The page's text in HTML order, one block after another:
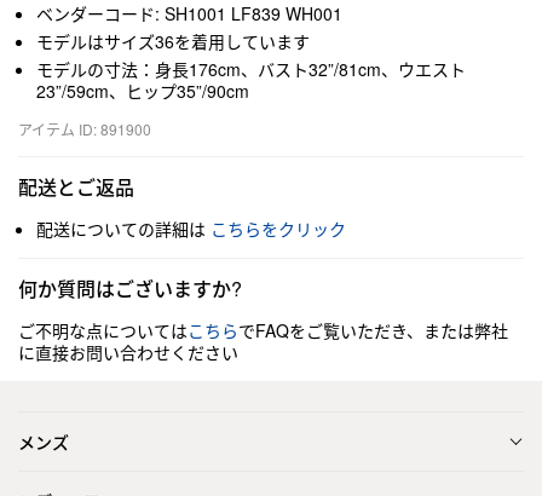
ベンダーコード: SH1001 LF839 WH001
モデルはサイズ36を着用しています
モデルの寸法：身長176cm、バスト32”/81cm、ウエスト
23”/59cm、ヒップ35”/90cm
アイテム ID: 891900
配送とご返品
配送についての詳細は こちらをクリック
何か質問はございますか?
ご不明な点についてはこちらでFAQをご覧いただき、または弊社
に直接お問い合わせください
メンズ